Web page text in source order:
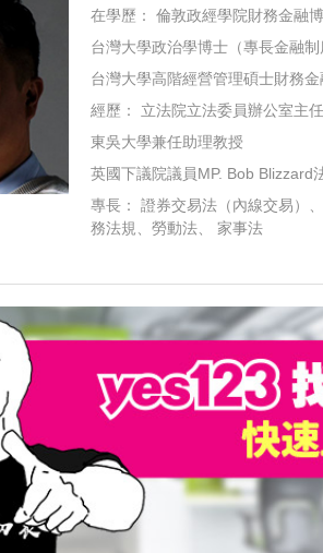
在學歷： 倫敦政經學院財務金融
台灣大學政治學博士（專長金融制
台灣大學高階經營管理碩士財務金
經歷： 立法院立法委員辦公室主任
東吳大學兼任助理教授
英國下議院議員MP. Bob Blizzard
專長： 證券交易法（內線交易）
務法規、勞動法、 家事法